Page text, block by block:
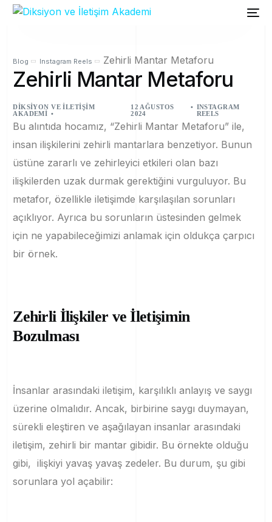
Blog Instagram Reels Zehirli Mantar Metaforu
Zehirli Mantar Metaforu
DIKSIYON VE İLETIŞIM
AKADEMI
12 AĞUSTOS
2024
INSTAGRAM
REELS
Bu alıntıda hocamız, “Zehirli Mantar Metaforu” ile,
insan ilişkilerini zehirli mantarlara benzetiyor. Bunun
üstüne zararlı ve zehirleyici etkileri olan bazı
ilişkilerden uzak durmak gerektiğini vurguluyor. Bu
metafor, özellikle iletişimde karşılaşılan sorunları
açıklıyor. Ayrıca bu sorunların üstesinden gelmek
için ne yapabileceğimizi anlamak için oldukça çarpıcı
bir örnek.
Zehirli İlişkiler ve İletişimin
Bozulması
İnsanlar arasındaki iletişim, karşılıklı anlayış ve saygı
üzerine olmalıdır. Ancak, birbirine saygı duymayan,
sürekli eleştiren ve aşağılayan insanlar arasındaki
iletişim, zehirli bir mantar gibidir. Bu örnekte olduğu
gibi, ilişkiyi yavaş yavaş zedeler. Bu durum, şu gibi
sorunlara yol açabilir: